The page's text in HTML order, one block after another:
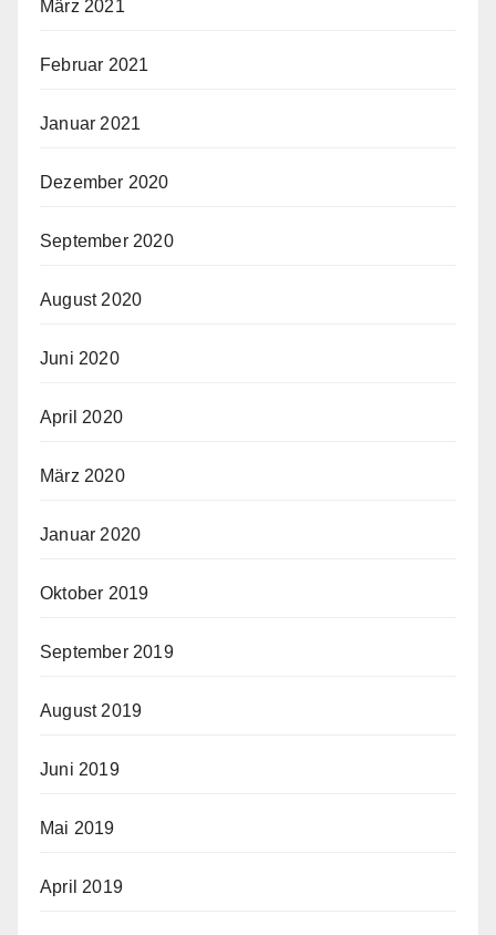
März 2021
Februar 2021
Januar 2021
Dezember 2020
September 2020
August 2020
Juni 2020
April 2020
März 2020
Januar 2020
Oktober 2019
September 2019
August 2019
Juni 2019
Mai 2019
April 2019